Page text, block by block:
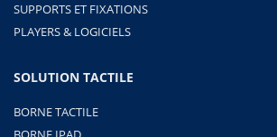
SUPPORTS ET FIXATIONS
PLAYERS & LOGICIELS
SOLUTION TACTILE
BORNE TACTILE